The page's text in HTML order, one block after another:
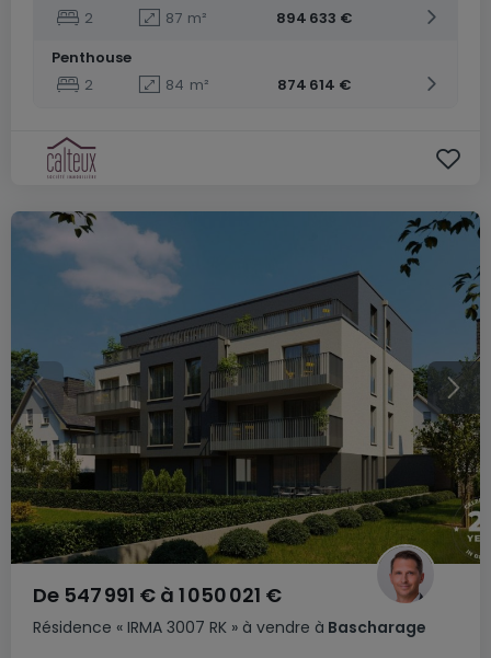
2
87 m²
894 633 €
Penthouse
2
84 m² 874 614 €
Résidence « IRMA 3007 RK » à vendre à Bascharage
De 547 991 € à 1 050 021 €